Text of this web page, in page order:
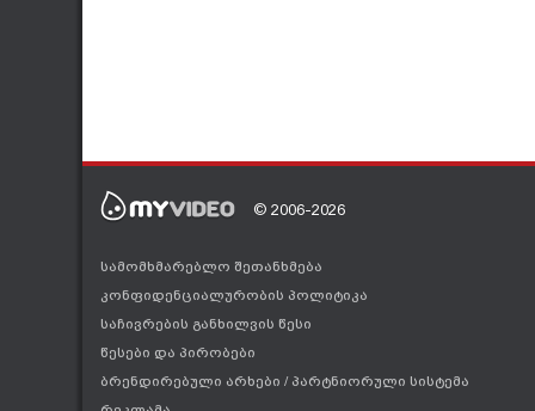
© 2006-2026
სამომხმარებლო შეთანხმება
კონფიდენციალურობის პოლიტიკა
საჩივრების განხილვის წესი
წესები და პირობები
ბრენდირებული არხები / პარტნიორული სისტემა